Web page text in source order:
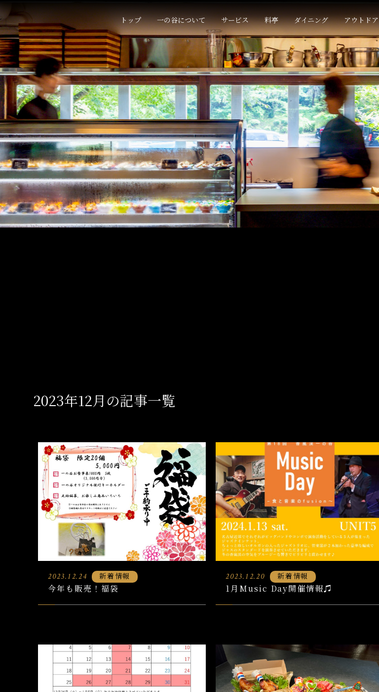
トップ 一の谷について サービス 料亭 ダイニング アウトドア
2023年12月の記事一覧
2023.12.24 新着情報
今年も販売！福袋
2023.12.20 新着情報
1月Music Day開催情報♫